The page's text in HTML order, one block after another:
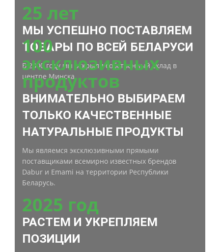
25 лет
МЫ УСПЕШНО ПОСТАВЛЯЕМ
ТОВАРЫ ПО ВСЕЙ БЕЛАРУСИ
В 2000 году мы открыли собственный склад в
центре Минска.
100
эксклюзивных
продуктов
ВНИМАТЕЛЬНО ВЫБИРАЕМ
ТОЛЬКО КАЧЕСТВЕННЫЕ
НАТУРАЛЬНЫЕ ПРОДУКТЫ
Мы являемся эксклюзивными прямыми
поставщиками всемирно известных брендов
Dabur и Emami на территории Республики
Беларусь.
2025 год
РАСТЕМ И УКРЕПЛЯЕМ
ПОЗИЦИИ